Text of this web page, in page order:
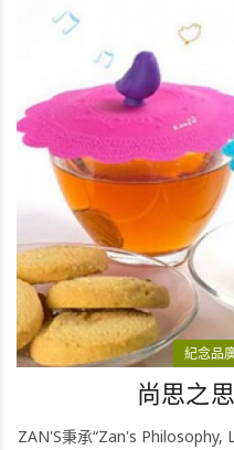
紀念品
尚思之
ZAN'S秉承“Zan's Philosophy,